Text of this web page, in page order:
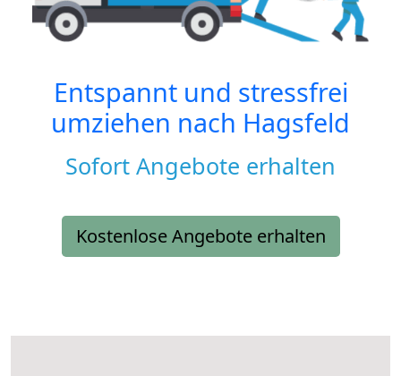
Entspannt und stressfrei
umziehen nach Hagsfeld
Sofort Angebote erhalten
Kostenlose Angebote erhalten